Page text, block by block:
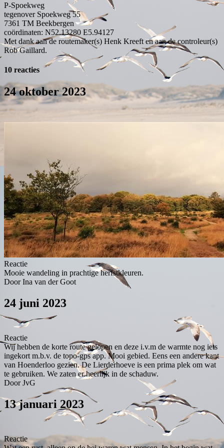
P-Spoekweg
tegenover Spoekweg 55
7361 TM Beekbergen
coördinaten: N52.13280 E5.94127
Met dank aan de routemaker(s) Henk Kreeft en aan de controleur(s)
Rob Gaillard.
10 reacties
24 oktober 2023
Reactie
Mooie wandeling in prachtige herfstkleuren.
Door Ina van der Goot
24 juni 2023
Reactie
Wij hebben de korte route gelopen en deze i.v.m de warmte nog iets
ingekort m.b.v. de topo-gps app. Mooi gebied. Eens een andere kant
van Hoenderloo gezien. De Lierderhoeve is een prima plek om wat
te gebruiken. We zaten er heerlijk in de schaduw.
Door JvG
13 januari 2023
Reactie